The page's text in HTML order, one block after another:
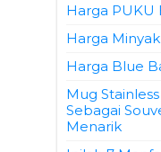
Harga PUKU
Harga
Harga Blue
Mug
Sebagai
Menarik